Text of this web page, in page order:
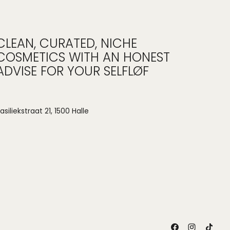
CURATED, NICHE
WITH AN HONEST
FOR YOUR SELFLØF
21, 1500 Halle